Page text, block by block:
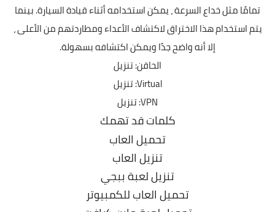
تمامًا مثل خداع السرعة ، يمكن استخدامه أثناء قيادة السيارة. بينما
يتم استخدام هذا الاختراق لاكتشاف الأعداء ومطاردتهم من الأعلى ،
إلا أنه واضح جدًا ويمكن اكتشافه بسهولة.
الحاقن:تنزيل
Virtual: تنزيل
VPN: تنزيل
كلمات قد تهمك
تحميل العاب
تنزيل العاب
تنزيل لعبة ببجي
تحميل العاب للكمبيوتر